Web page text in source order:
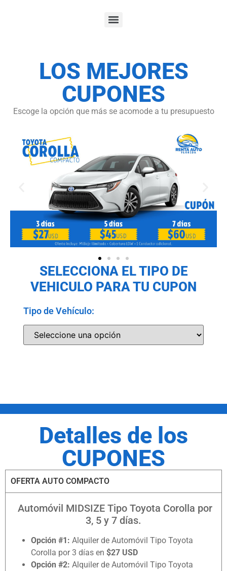
LOS MEJORES
CUPONES
Escoge la opción que más se acomode a tu presupuesto
SELECCIONA EL TIPO DE
VEHICULO PARA TU CUPON
Tipo de Vehículo:
Detalles de los
CUPONES
OFERTA AUTO COMPACTO
Automóvil MIDSIZE Tipo Toyota Corolla por
3, 5 y 7 días.
Opción #1: Alquiler de Automóvil Tipo Toyota
Corolla por 3 días en $27 USD
Opción #2: Alquiler de Automóvil Tipo Toyota